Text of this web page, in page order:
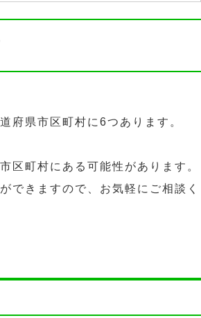
府県市区町村に6つあります。
区町村にある可能性があります。
できますので、お気軽にご相談く